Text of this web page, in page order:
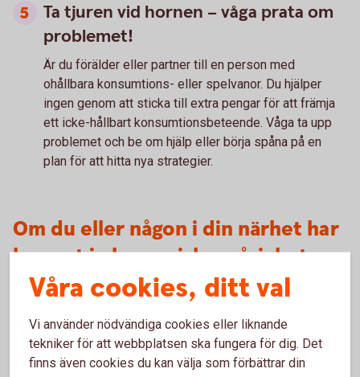
Ta tjuren vid hornen – våga prata om
problemet!
Är du förälder eller partner till en person med
ohållbara konsumtions- eller spelvanor. Du hjälper
ingen genom att sticka till extra pengar för att främja
ett icke-hållbart konsumtionsbeteende. Våga ta upp
problemet och be om hjälp eller börja spåna på en
plan för att hitta nya strategier.
Om du eller någon i din närhet har
hamnat i ekonomiska svårigheter:
Många kommuner, och storstadsområden, erbjuder
budget- och skuldrådgivare som ger råd och stöd för
att få ordning på din ekonomi.
Konsumentverket arbetar med att hjälpa konsumenter
Våra cookies, ditt val
Vi använder nödvändiga cookies eller liknande
tekniker för att webbplatsen ska fungera för dig. Det
finns även cookies du kan välja som förbättrar din